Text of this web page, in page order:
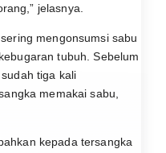
jelasnya.
mengonsumsi sabu
tubuh. Sebelum
tiga kali
memakai sabu,
kepada tersangka